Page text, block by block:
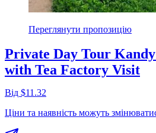
Переглянути пропозицію
Private Day Tour
with Tea Factory Visit
Від $11.32
Ціни та наявність можуть